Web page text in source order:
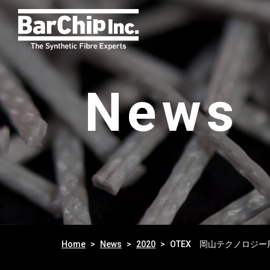
News
Home News 2020 OTEX 岡山テクノロジー